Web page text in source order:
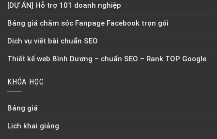
[DỰ ÁN] Hỗ trợ 101 doanh nghiệp
Bảng giá chăm sóc Fanpage Facebook trọn gói
Dịch vụ viết bài chuẩn SEO
Thiết kế web Bình Dương – chuẩn SEO – Rank TOP Google
KHÓA HỌC
Bảng giá
Lịch khai giảng